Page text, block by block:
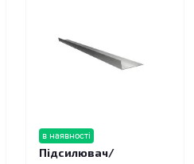
в наявності
Підсилювач/